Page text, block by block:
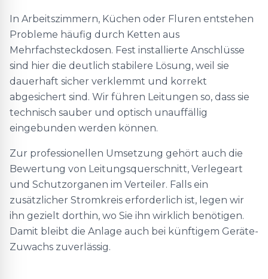
In Arbeitszimmern, Küchen oder Fluren entstehen
Probleme häufig durch Ketten aus
Mehrfachsteckdosen. Fest installierte Anschlüsse
sind hier die deutlich stabilere Lösung, weil sie
dauerhaft sicher verklemmt und korrekt
abgesichert sind. Wir führen Leitungen so, dass sie
technisch sauber und optisch unauffällig
eingebunden werden können.
Zur professionellen Umsetzung gehört auch die
Bewertung von Leitungsquerschnitt, Verlegeart
und Schutzorganen im Verteiler. Falls ein
zusätzlicher Stromkreis erforderlich ist, legen wir
ihn gezielt dorthin, wo Sie ihn wirklich benötigen.
Damit bleibt die Anlage auch bei künftigem Geräte-
Zuwachs zuverlässig.